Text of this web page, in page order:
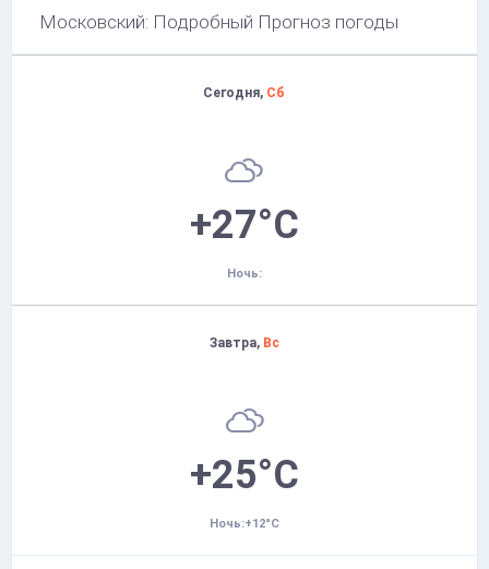
Московский: Подробный Прогноз погоды
Сегодня, Сб
+27°C
Ночь:
Завтра, Вс
+25°C
Ночь:+12°C